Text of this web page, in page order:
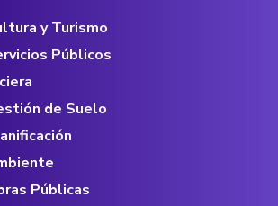
y Turismo
Públicos
de Suelo
Públicas